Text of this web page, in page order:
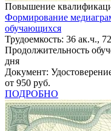
Повышение
Формирование
обучающихся
Трудоемкость: 36 ак.ч.,
Продолжительность
дня
Документ:
от 950 руб.
ПОДРОБНО